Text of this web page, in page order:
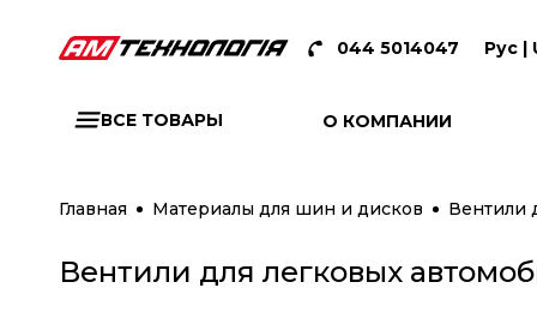
044 5014047 Рус |
ВСЕ ТОВАРЫ О КОМПАНИИ
Главная Материалы для шин и дисков Вентили
Вентили для легковых